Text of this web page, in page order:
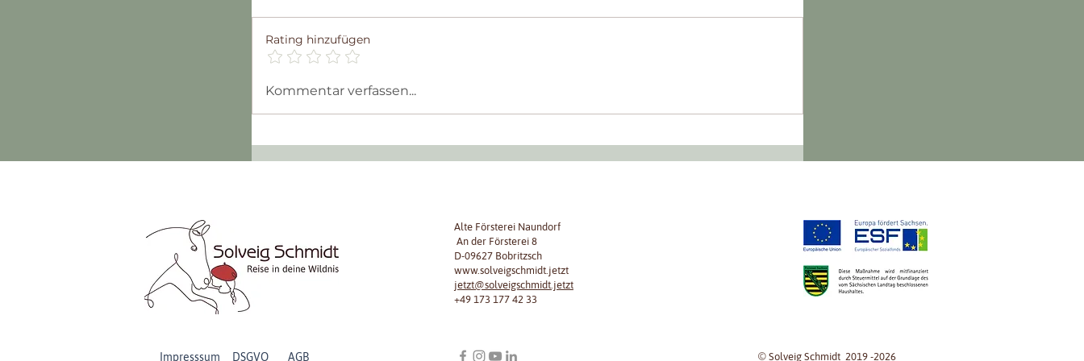
Rating hinzufügen
Kommentar verfassen...
Alte Försterei Naundorf
An der Försterei 8
D-09627 Bobritzsch
www.solveigschmidt.jetzt
jetzt@solveigschmidt.jetzt
+49 173 177 42 33
Impresssum DSGVO AGB © Solveig Schmidt 2019 -2026